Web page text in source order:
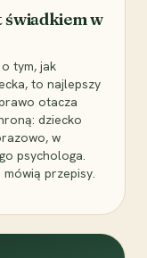
świadkiem w
tym, jak
to najlepszy
otacza
dziecko
w
psychologa.
przepisy.